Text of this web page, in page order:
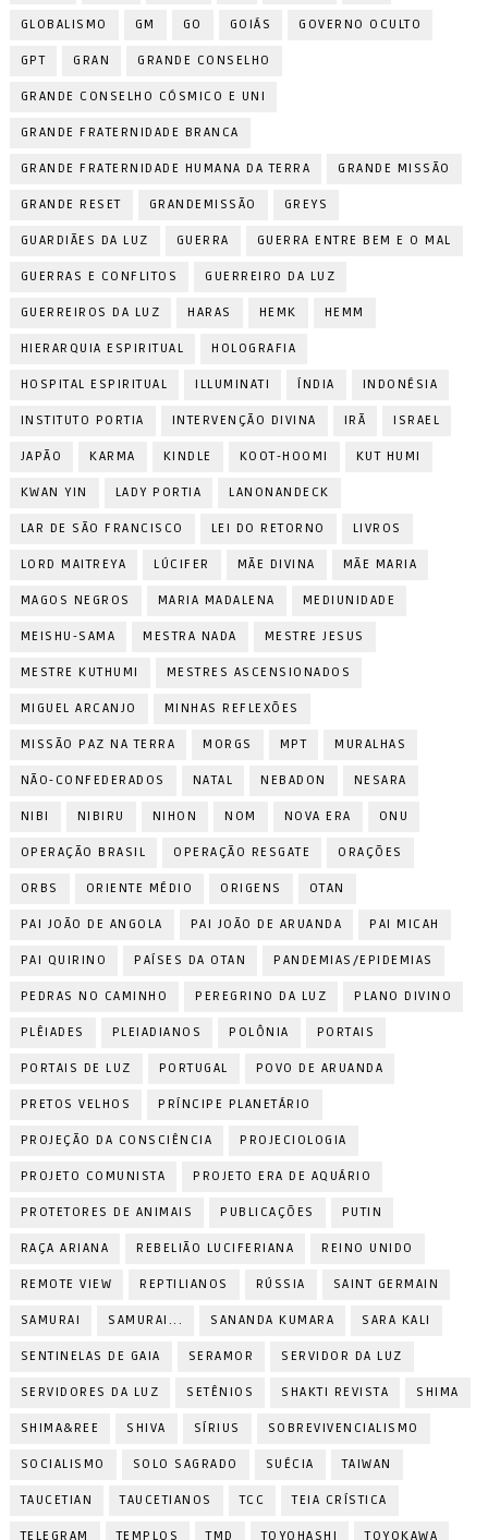
GLOBALISMO GM GO GOIÁS GOVERNO OCULTO
GPT GRAN GRANDE CONSELHO
GRANDE CONSELHO CÓSMICO E UNI
GRANDE FRATERNIDADE BRANCA
GRANDE FRATERNIDADE HUMANA DA TERRA GRANDE MISSÃO
GRANDE RESET GRANDEMISSÃO GREYS
GUARDIÃES DA LUZ GUERRA GUERRA ENTRE BEM E O MAL
GUERRAS E CONFLITOS GUERREIRO DA LUZ
GUERREIROS DA LUZ HARAS HEMK HEMM
HIERARQUIA ESPIRITUAL HOLOGRAFIA
HOSPITAL ESPIRITUAL ILLUMINATI ÍNDIA INDONÉSIA
INSTITUTO PORTIA INTERVENÇÃO DIVINA IRÃ ISRAEL
JAPÃO KARMA KINDLE KOOT-HOOMI KUT HUMI
KWAN YIN LADY PORTIA LANONANDECK
LAR DE SÃO FRANCISCO LEI DO RETORNO LIVROS
LORD MAITREYA LÚCIFER MÃE DIVINA MÃE MARIA
MAGOS NEGROS MARIA MADALENA MEDIUNIDADE
MEISHU-SAMA MESTRA NADA MESTRE JESUS
MESTRE KUTHUMI MESTRES ASCENSIONADOS
MIGUEL ARCANJO MINHAS REFLEXÕES
MISSÃO PAZ NA TERRA MORGS MPT MURALHAS
NÃO-CONFEDERADOS NATAL NEBADON NESARA
NIBI NIBIRU NIHON NOM NOVA ERA ONU
OPERAÇÃO BRASIL OPERAÇÃO RESGATE ORAÇÕES
ORBS ORIENTE MÉDIO ORIGENS OTAN
PAI JOÃO DE ANGOLA PAI JOÃO DE ARUANDA PAI MICAH
PAI QUIRINO PAÍSES DA OTAN PANDEMIAS/EPIDEMIAS
PEDRAS NO CAMINHO PEREGRINO DA LUZ PLANO DIVINO
PLÊIADES PLEIADIANOS POLÔNIA PORTAIS
PORTAIS DE LUZ PORTUGAL POVO DE ARUANDA
PRETOS VELHOS PRÍNCIPE PLANETÁRIO
PROJEÇÃO DA CONSCIÊNCIA PROJECIOLOGIA
PROJETO COMUNISTA PROJETO ERA DE AQUÁRIO
PROTETORES DE ANIMAIS PUBLICAÇÕES PUTIN
RAÇA ARIANA REBELIÃO LUCIFERIANA REINO UNIDO
REMOTE VIEW REPTILIANOS RÚSSIA SAINT GERMAIN
SAMURAI SAMURAI... SANANDA KUMARA SARA KALI
SENTINELAS DE GAIA SERAMOR SERVIDOR DA LUZ
SERVIDORES DA LUZ SETÊNIOS SHAKTI REVISTA SHIMA
SHIMA&REE SHIVA SÍRIUS SOBREVIVENCIALISMO
SOCIALISMO SOLO SAGRADO SUÉCIA TAIWAN
TAUCETIAN TAUCETIANOS TCC TEIA CRÍSTICA
TELEGRAM TEMPLOS TMD TOYOHASHI TOYOKAWA